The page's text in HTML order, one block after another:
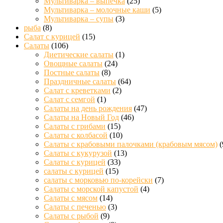
Мультиварка – молочные каши (5)
Мультиварка – супы (3)
рыба (8)
Салат с курицей (15)
Салаты (106)
Диетические салаты (1)
Овощные салаты (24)
Постные салаты (8)
Праздничные салаты (64)
Салат с креветками (2)
Салат с семгой (1)
Салаты на день рождения (47)
Салаты на Новый Год (46)
Салаты с грибами (15)
Салаты с колбасой (10)
Салаты с крабовыми палочками (крабовым мясом)
Салаты с кукурузой (13)
Салаты с курицей (33)
салаты с курицей (15)
салаты с морковью по-корейски (7)
Салаты с морской капустой (4)
Салаты с мясом (14)
Салаты с печенью (3)
Салаты с рыбой (9)